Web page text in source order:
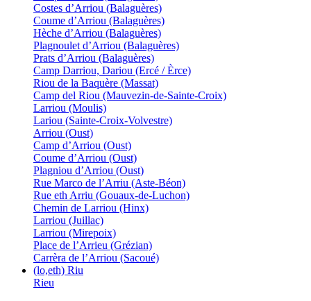
Costes d’Arriou (Balaguères)
Coume d’Arriou (Balaguères)
Hèche d’Arriou (Balaguères)
Plagnoulet d’Arriou (Balaguères)
Prats d’Arriou (Balaguères)
Camp Darriou, Dariou (Ercé / Èrce)
Riou de la Baquère (Massat)
Camp del Riou (Mauvezin-de-Sainte-Croix)
Larriou (Moulis)
Lariou (Sainte-Croix-Volvestre)
Arriou (Oust)
Camp d’Arriou (Oust)
Coume d’Arriou (Oust)
Plagniou d’Arriou (Oust)
Rue Marco de l’Arriu (Aste-Béon)
Rue eth Arriu (Gouaux-de-Luchon)
Chemin de Larriou (Hinx)
Larriou (Juillac)
Larriou (Mirepoix)
Place de l’Arrieu (Grézian)
Carrèra de l’Arriou (Sacoué)
(lo,eth) Riu
Rieu